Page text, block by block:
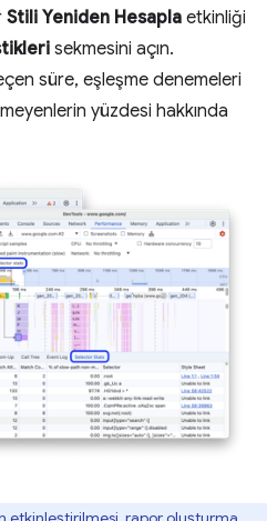
Stili Yeniden Hesapla etkinliği
sekmesini açın.
süre, eşleşme denemeleri
yüzdesi hakkında